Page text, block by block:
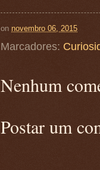
on novembro 06, 2015
Marcadores:
Nenhum
Postar um